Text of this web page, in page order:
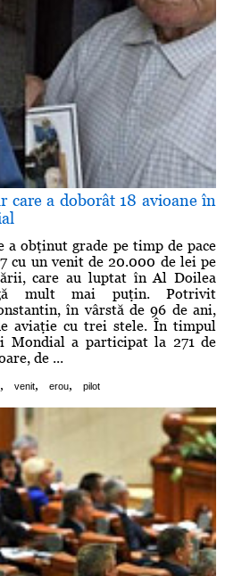
care a doborât 18 avioane în
a obţinut grade pe timp de pace
cu un venit de 20.000 de lei pe
care au luptat în Al Doilea
mult mai puţin. Potrivit
în vârstă de 96 de ani,
aviaţie cu trei stele. În timpul
Mondial a participat la 271 de
de ...
, venit, erou, pilot